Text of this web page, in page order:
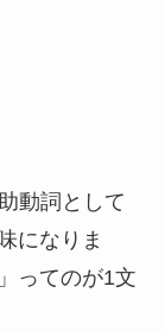
動詞として
になりま
ってのが1文